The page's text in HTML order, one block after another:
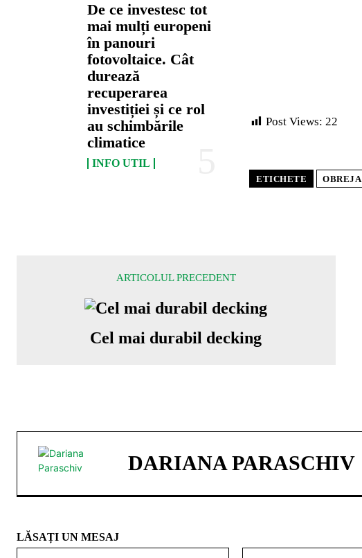
De ce investesc tot
mai mulți europeni
în panouri
fotovoltaice. Cât
durează
recuperarea
investiției și ce rol
au schimbările
climatice
INFO UTIL
Post Views: 22
ETICHETE OBREJA
ARTICOLUL PRECEDENT
Cel mai durabil decking
DARIANA PARASCHIV
LĂSAȚI UN MESAJ